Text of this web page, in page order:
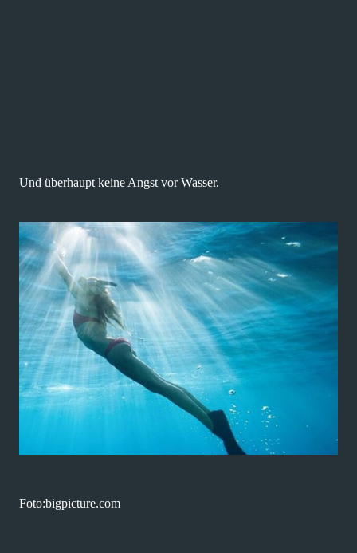
Und überhaupt keine Angst vor Wasser.
Foto:bigpicture.com